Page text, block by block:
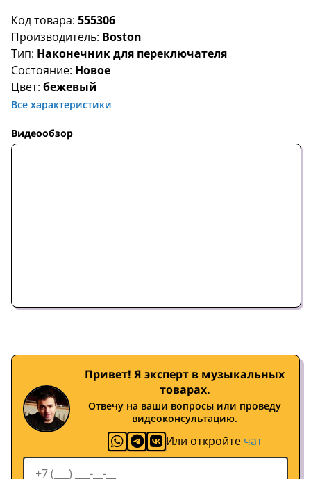
Код товара: 555306
Производитель: Boston
Тип: Наконечник для переключателя
Состояние: Новое
Цвет: бежевый
Все характеристики
Видеообзор
Привет! Я эксперт в музыкальных
товарах.
Отвечу на ваши вопросы или проведу
видеоконсультацию.
Или откройте чат